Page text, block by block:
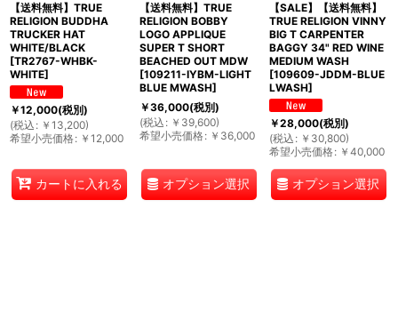
【送料無料】TRUE
RELIGION BUDDHA
TRUCKER HAT
WHITE/BLACK
[TR2767-WHBK-
WHITE]
￥12,000(税別)
(税込 : ￥ 13,200)
希望小売価格: ￥ 12,000
カートに入れる
【送料無料】TRUE
RELIGION BOBBY
LOGO APPLIQUE
SUPER T SHORT
BEACHED OUT MDW
[109211-IYBM-LIGHT
BLUE MWASH]
￥36,000(税別)
(税込 : ￥ 39,600)
希望小売価格: ￥ 36,000
オプション選択
【SALE】【送料無料】
TRUE RELIGION VINNY
BIG T CARPENTER
BAGGY 34" RED WINE
MEDIUM WASH
[109609-JDDM-BLUE
LWASH]
￥28,000(税別)
(税込 : ￥ 30,800)
希望小売価格: ￥ 40,000
オプション選択